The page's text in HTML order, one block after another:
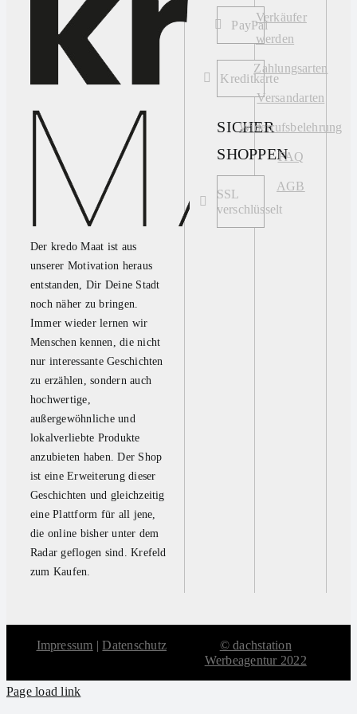
Der kredo Maat ist aus
unserer Motivation heraus
entstanden, Dir Deine Stadt
noch näher zu bringen.
Immer wieder lernen wir
Menschen kennen, die nicht
nur interessante Geschichten
zu erzählen, sondern auch
hochwertige,
außergewöhnliche und
lokalverliebte Produkte
anzubieten haben. Der Shop
ist eine Erweiterung dieser
Geschichten und gleichzeitig
eine Plattform für all jene,
die online bisher unter dem
Radar geflogen sind. Krefeld
zum Kaufen.
PayPal
Kreditkarte
SICHER
SHOPPEN
SSL
verschlüsselt
Verkäufer
werden
Zahlungsarten
Versandarten
Widerrufsbelehrung
FAQ
AGB
Impressum |Datenschutz
© dachstation
Werbeagentur 2022
Page load link